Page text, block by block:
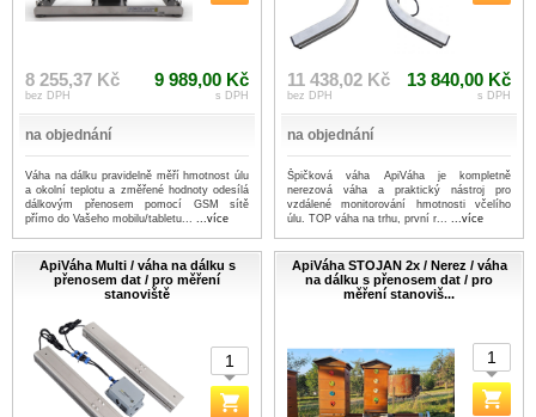
8 255,37 Kč
bez DPH
9 989,00 Kč
s DPH
na objednání
Váha na dálku pravidelně měří hmotnost úlu
a okolní teplotu a změřené hodnoty odesílá
dálkovým přenosem pomocí GSM sítě
přímo do Vašeho mobilu/tabletu... ...více
11 438,02 Kč
bez DPH
13 840,00 Kč
s DPH
na objednání
Špičková váha ApiVáha je kompletně
nerezová váha a praktický nástroj pro
vzdálené monitorování hmotnosti včelího
úlu. TOP váha na trhu, první r... ...více
ApiVáha Multi / váha na dálku s
přenosem dat / pro měření
stanoviště
ApiVáha STOJAN 2x / Nerez / váha
na dálku s přenosem dat / pro
měření stanoviš...